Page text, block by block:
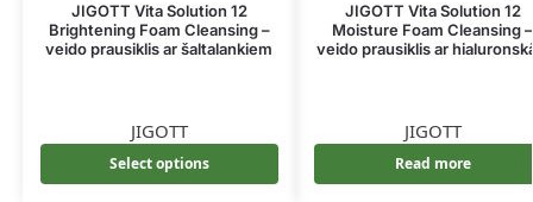
JIGOTT Vita Solution 12
Brightening Foam Cleansing –
veido prausiklis ar šaltalankiem
JIGOTT
Select options
JIGOTT Vita Solution 12
Moisture Foam Cleansing –
veido prausiklis ar
JIGOTT
Read more